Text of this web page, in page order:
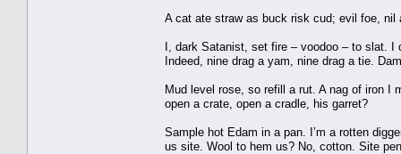
A cat ate straw as buck risk cud; evil foe, nil
I, dark Satanist, set fire – voodoo – to slat. I
Indeed, nine drag a yam, nine drag a tie.
Mud level rose, so refill a rut. A nag of iron I
open a crate, open a cradle, his garret?
Sample hot Edam in a pan. I’m a rotten
us site. Wool to hem us? No, cotton. Site